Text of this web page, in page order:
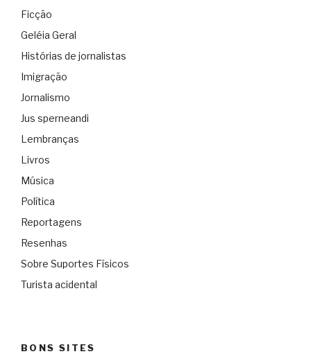
Ficção
Geléia Geral
Histórias de jornalistas
Imigração
Jornalismo
Jus sperneandi
Lembranças
Livros
Música
Política
Reportagens
Resenhas
Sobre Suportes Físicos
Turista acidental
BONS SITES